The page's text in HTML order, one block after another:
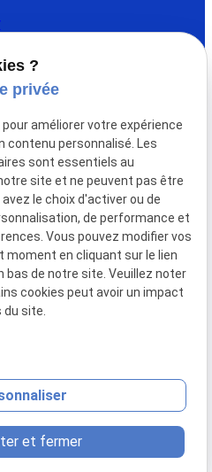
Or
or
contact_page phone
02 32 31 38 73
?
privée
améliorer votre expérience
contenu personnalisé. Les
sont essentiels au
site et ne peuvent pas être
le choix d'activer ou de
de performance et
Vous pouvez modifier vos
en cliquant sur le lien
bas de notre site. Veuillez noter
cookies peut avoir un impact
site.
et fermer